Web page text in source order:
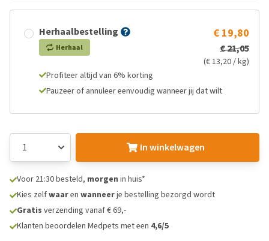
Herhaalbestelling
Herhaal
€ 19,80
€ 21,05
(€ 13,20 / kg)
Profiteer altijd van 6% korting
Pauzeer of annuleer eenvoudig wanneer jij dat wilt
In winkelwagen
Voor 21:30 besteld, morgen in huis*
Kies zelfwaaren wanneerje bestelling bezorgd wordt
Gratis verzending vanaf € 69,-
Klanten beoordelen Medpets met een 4,6/5